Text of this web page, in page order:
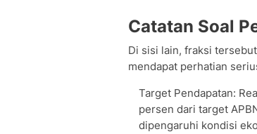
Catatan Soal
Di sisi lain, fraksi
mendapat perhatian
Target Pendapatan:
persen dari target
dipengaruhi kondisi